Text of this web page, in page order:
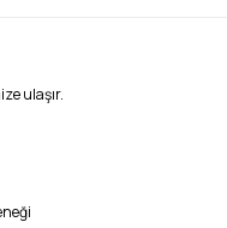
ulaşır.